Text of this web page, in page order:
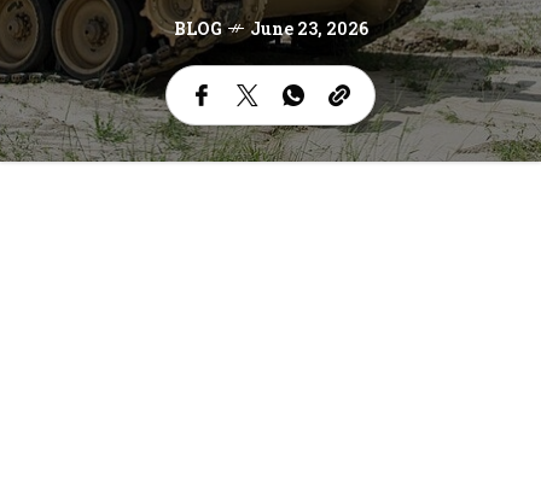
BLOG June 23, 2026